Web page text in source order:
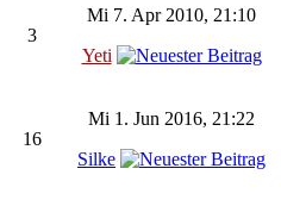
3
Mi 7. Apr 2010, 21:10
Yeti
16
Mi 1. Jun 2016, 21:22
Silke